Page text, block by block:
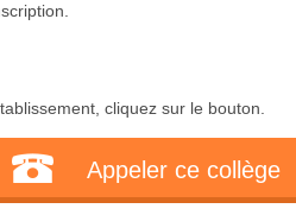
cliquez sur le bouton.
Appeler ce collège